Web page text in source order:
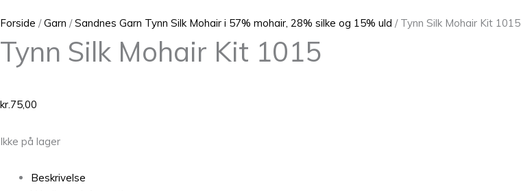
Forside /Garn /Sandnes Garn Tynn Silk Mohair i 57% mohair, 28% silke og 15% uld / Tynn Silk Mohair Kit 1015
Tynn Silk Mohair Kit 1015
kr.75,00
Ikke på lager
Beskrivelse